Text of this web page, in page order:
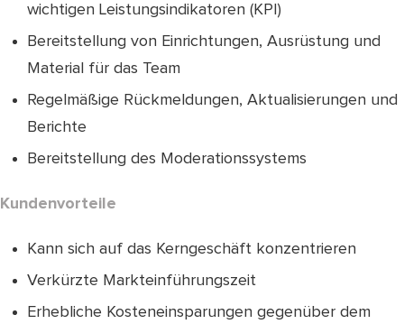
wichtigen Leistungsindikatoren (KPI)
Bereitstellung von Einrichtungen, Ausrüstung und
Material für das Team
Regelmäßige Rückmeldungen, Aktualisierungen und
Berichte
Bereitstellung des Moderationssystems
Kundenvorteile
Kann sich auf das Kerngeschäft konzentrieren
Verkürzte Markteinführungszeit
Erhebliche Kosteneinsparungen gegenüber dem